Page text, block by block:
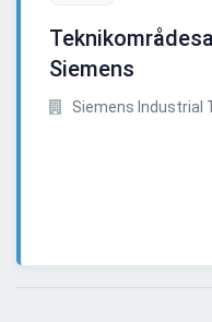
Siemens
Siemens Industrial